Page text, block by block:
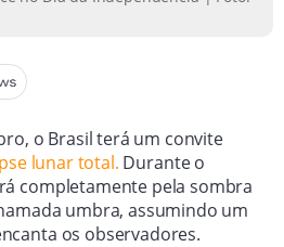
o Brasil terá um convite
lunar total. Durante o
completamente pela sombra
umbra, assumindo um
os observadores.